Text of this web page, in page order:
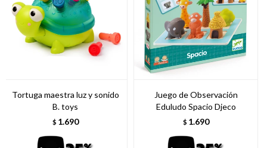
Tortuga maestra luz y sonido
B. toys
$ 1.690
Juego de Observación
Eduludo Spacio Djeco
$ 1.690